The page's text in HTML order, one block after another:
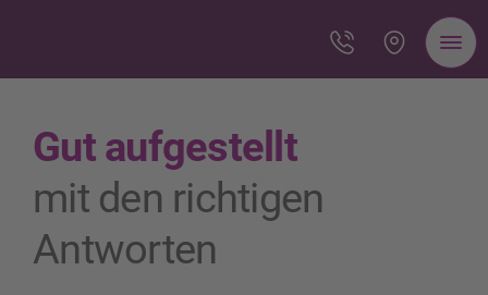
Gut aufgestellt
mit den richtigen
Antworten